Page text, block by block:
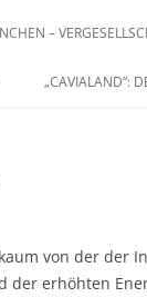
OHREN /
/ CHECK UP
–
„CAVIALAND“:
von der der
erhöhten